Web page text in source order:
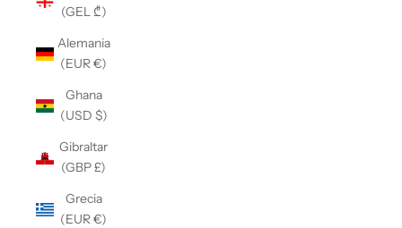
(GEL ₾)
Alemania
(EUR €)
Ghana
(USD $)
Gibraltar
(GBP £)
Grecia
(EUR €)